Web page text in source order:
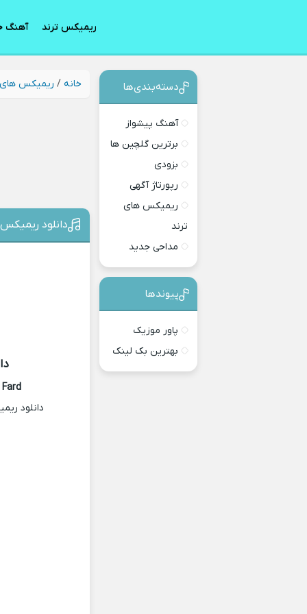
ریمیکس ترند آهنگ
خانه / ریمیکس های
دانلود ریمیکس
دانلود
دسته‌بندی‎‌‌ها
آهنگ پیشواز
برترین گلچین ها
بزودی
رپورتاژ آگهی
ریمیکس های
ترند
مداحی جدید
پیوندها
پاور موزیک
بهترین بک لینک